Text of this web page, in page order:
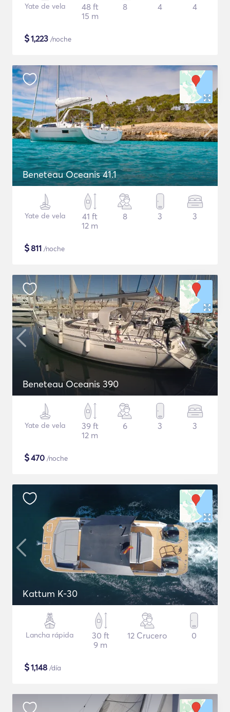
Yate de vela
48 ft
15 m
8 4 4
$1,223 /noche
Beneteau Oceanis 41.1
Yate de vela
41 ft
12 m
8 3 3
$811 /noche
Beneteau Oceanis 390
Yate de vela
39 ft
12 m
6 3 3
$470 /noche
Kattum K-30
Lancha rápida
30 ft
9 m
12 Crucero 0
$1,148 /día